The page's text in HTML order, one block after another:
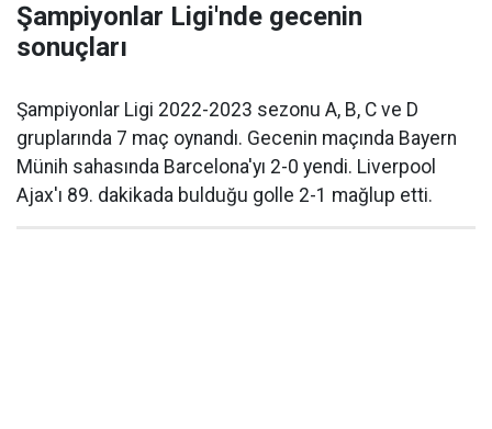
Şampiyonlar Ligi'nde gecenin
sonuçları
Şampiyonlar Ligi 2022-2023 sezonu A, B, C ve D
gruplarında 7 maç oynandı. Gecenin maçında Bayern
Münih sahasında Barcelona'yı 2-0 yendi. Liverpool
Ajax'ı 89. dakikada bulduğu golle 2-1 mağlup etti.